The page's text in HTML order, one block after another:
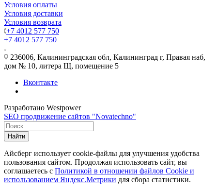
Условия оплаты
Условия доставки
Условия возврата
+7 4012 577 750
+7 4012 577 750
236006, Калининградская обл, Калининград г, Правая наб,
дом № 10, литера Щ, помещение 5
Вконтакте
Разработано Westpower
SEO продвижение сайтов "Novatechno"
Найти
Айсберг использует cookie-файлы для улучшения удобства
пользования сайтом. Продолжая использовать сайт, вы
соглашаетесь с Политикой в отношении файлов Сookie и
использованием Яндекс.Метрики для сбора статистики.